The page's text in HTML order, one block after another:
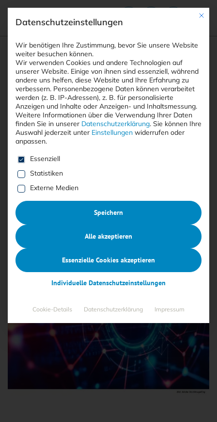
Suchfeld
Suchen
Breadcrumb-Navigation
STARTSEITE DOWNLOADS <KES>-SPECIAL: NIS-2
Mit
Datenschutzeinstellungen
Wir benötigen Ihre Zustimmung, bevor Sie unsere Website
weiter besuchen können.
Wir verwenden Cookies und andere Technologien auf
unserer Website. Einige von ihnen sind essenziell, während
andere uns helfen, diese Website und Ihre Erfahrung zu
verbessern. Personenbezogene Daten können verarbeitet
werden (z. B. IP-Adressen), z. B. für personalisierte
Anzeigen und Inhalte oder Anzeigen- und Inhaltsmessung.
Weitere Informationen über die Verwendung Ihrer Daten
finden Sie in unserer Datenschutzerklärung. Sie können Ihre
Auswahl jederzeit unter Einstellungen widerrufen oder
anpassen.
Es folgt eine Liste der Service-Gruppen, für die eine
Essenziell
Statistiken
Externe Medien
Speichern
Alle akzeptieren
Essenzielle Cookies akzeptieren
Individuelle Datenschutzeinstellungen
Cookie-Details Datenschutzerklärung Impressum